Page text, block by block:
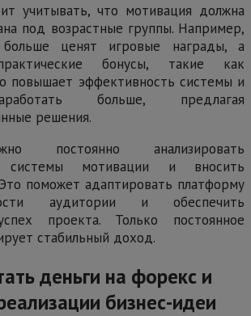
учитывать, что мотивация должна
под возрастные группы. Например,
ценят игровые награды, а
бонусы, такие как
повышает эффективность системы и
больше, предлагая
решения.
постоянно анализировать
системы мотивации и вносить
поможет адаптировать платформу
аудитории и обеспечить
проекта. Только постоянное
стабильный доход.
деньги на форекс и
бизнес-идеи